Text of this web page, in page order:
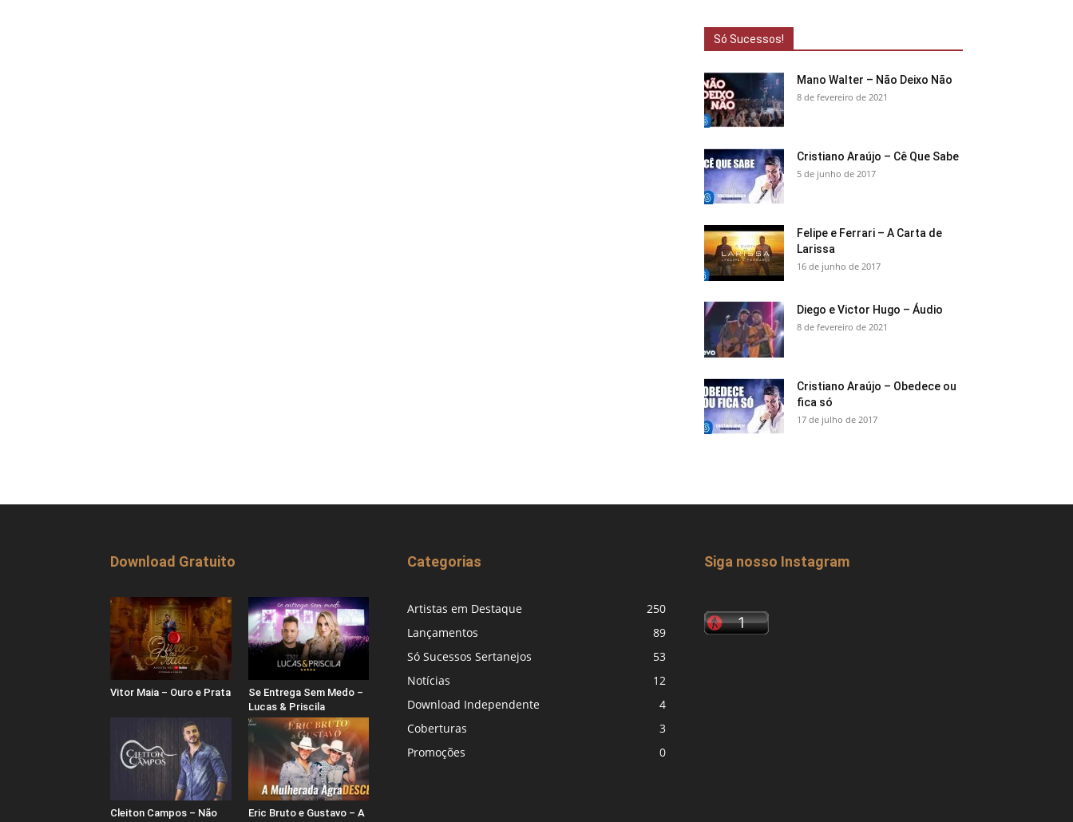
Só Sucessos!
Mano Walter – Não Deixo Não
8 de fevereiro de 2021
Cristiano Araújo – Cê Que Sabe
5 de junho de 2017
Felipe e Ferrari – A Carta de
Larissa
16 de junho de 2017
Diego e Victor Hugo – Áudio
8 de fevereiro de 2021
Cristiano Araújo – Obedece ou
fica só
17 de julho de 2017
Download Gratuito
Vitor Maia – Ouro e Prata
Se Entrega Sem Medo –
Lucas & Priscila
Cleiton Campos – Não
Eric Bruto e Gustavo – A
Categorias
Artistas em Destaque
250
Lançamentos
89
Só Sucessos Sertanejos
53
Notícias
12
Download Independente
4
Coberturas
3
Promoções
0
Siga nosso Instagram